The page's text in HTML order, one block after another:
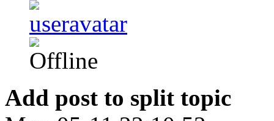
Add post to split topic